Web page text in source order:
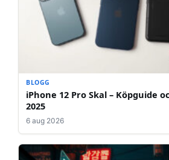
BLOGG
iPhone 12 Pro Skal – Köpguide
2025
6 aug 2026